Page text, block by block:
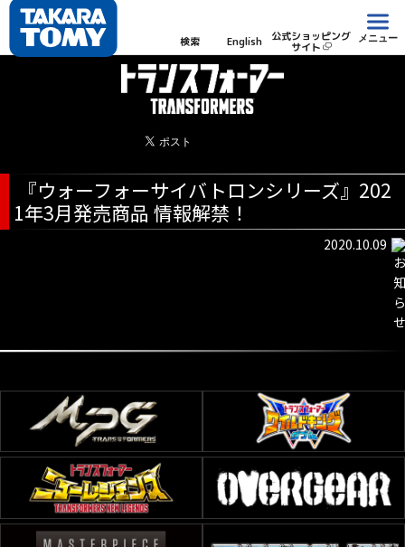
検索 English 公式ショッピング
サイト
メニュー
『ウォーフォーサイバトロンシリーズ』202
1年3月発売商品 情報解禁！
2020.10.09